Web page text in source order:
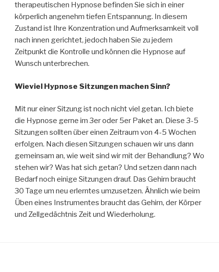
therapeutischen Hypnose befinden Sie sich in einer
körperlich angenehm tiefen Entspannung. In diesem
Zustand ist Ihre Konzentration und Aufmerksamkeit voll
nach innen gerichtet, jedoch haben Sie zu jedem
Zeitpunkt die Kontrolle und können die Hypnose auf
Wunsch unterbrechen.
Wieviel Hypnose Sitzungen machen Sinn?
Mit nur einer Sitzung ist noch nicht viel getan. Ich biete
die Hypnose gerne im 3er oder 5er Paket an. Diese 3-5
Sitzungen sollten über einen Zeitraum von 4-5 Wochen
erfolgen. Nach diesen Sitzungen schauen wir uns dann
gemeinsam an, wie weit sind wir mit der Behandlung? Wo
stehen wir? Was hat sich getan? Und setzen dann nach
Bedarf noch einige Sitzungen drauf. Das Gehirn braucht
30 Tage um neu erlerntes umzusetzen. Ähnlich wie beim
Üben eines Instrumentes braucht das Gehirn, der Körper
und Zellgedächtnis Zeit und Wiederholung.